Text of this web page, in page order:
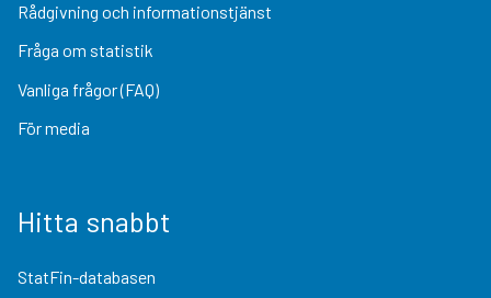
Rådgivning och informationstjänst
Fråga om statistik
Vanliga frågor (FAQ)
För media
Hitta snabbt
StatFin-databasen